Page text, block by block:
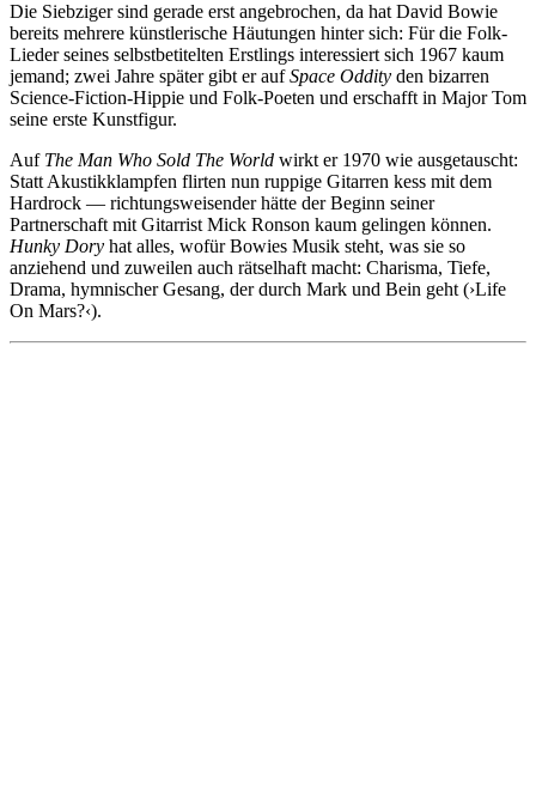
Die Siebziger sind gerade erst angebrochen, da hat David Bowie
bereits mehrere künstlerische Häutungen hinter sich: Für die Folk-
Lieder seines selbstbetitelten Erstlings interessiert sich 1967 kaum
jemand; zwei Jahre später gibt er aufSpace Oddity den bizarren
Science-Fiction-Hippie und Folk-Poeten und erschafft in Major Tom
seine erste Kunstfigur.
Auf The Man Who Sold The World wirkt er 1970 wie ausgetauscht:
Statt Akustikklampfen flirten nun ruppige Gitarren kess mit dem
Hardrock — richtungsweisender hätte der Beginn seiner
Partnerschaft mit Gitarrist Mick Ronson kaum gelingen können.
Hunky Dory hat alles, wofür Bowies Musik steht, was sie so
anziehend und zuweilen auch rätselhaft macht: Charisma, Tiefe,
Drama, hymnischer Gesang, der durch Mark und Bein geht (›Life
On Mars?‹).